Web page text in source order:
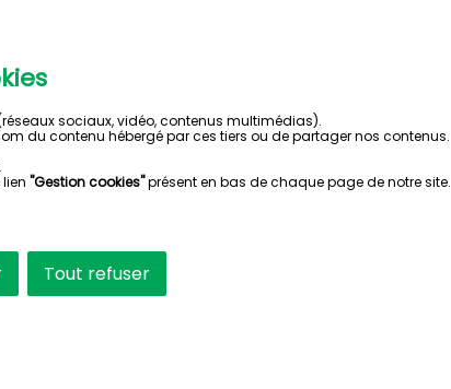
sociaux, vidéo, contenus multimédias).
du contenu hébergé par ces tiers ou de partager nos contenus.
lien"Gestion cookies"présent en bas de chaque page de notre site.
Tout refuser